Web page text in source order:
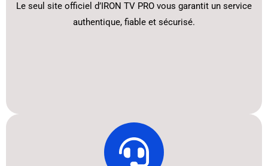
Le seul site officiel d’IRON TV PRO vous garantit un service
authentique, fiable et sécurisé.